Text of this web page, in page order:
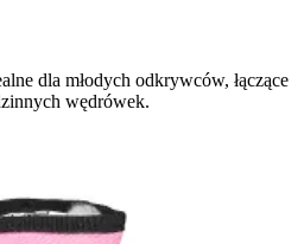
dla młodych odkrywców, łączące
wędrówek.